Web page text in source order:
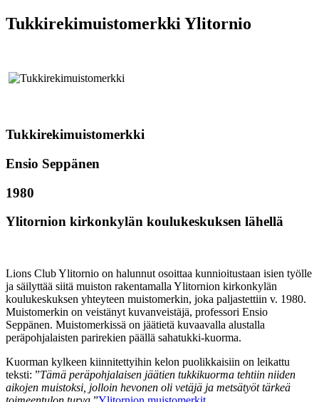
Tukkirekimuistomerkki Ylitornio
Tukkirekimuistomerkki
Ensio Seppänen
1980
Ylitornion kirkonkylän koulukeskuksen lähellä
Lions Club Ylitornio on halunnut osoittaa kunnioitustaan isien työlle
ja säilyttää siitä muiston rakentamalla Ylitornion kirkonkylän
koulukeskuksen yhteyteen muistomerkin, joka paljastettiin v. 1980.
Muistomerkin on veistänyt kuvanveistäjä, professori Ensio
Seppänen. Muistomerkissä on jäätietä kuvaavalla alustalla
peräpohjalaisten parirekien päällä sahatukki-kuorma.
Kuorman kylkeen kiinnitettyihin kelon puolikkaisiin on leikattu
teksti: ”Tämä peräpohjalaisen jäätien tukkikuorma tehtiin niiden
aikojen muistoksi, jolloin hevonen oli vetäjä ja metsätyöt tärkeä